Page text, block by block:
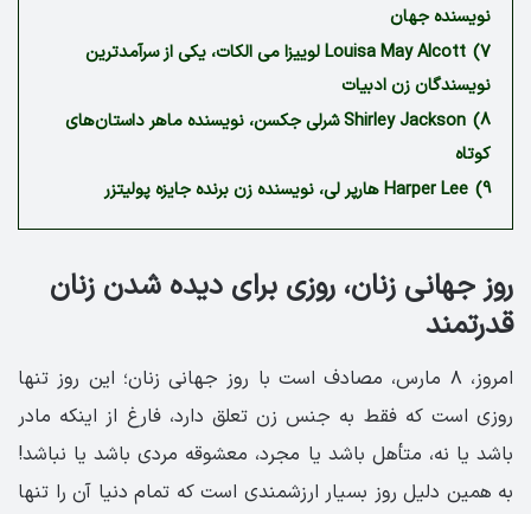
نویسنده جهان
7)
Louisa May Alcott لوییزا می الکات، یکی از سرآمدترین
نویسندگان زن ادبیات
8)
Shirley Jackson شرلی جکسن، نویسنده ماهر داستان‌های
کوتاه
9) Harper Lee هارپر لی، نویسنده زن برنده جایزه پولیتزر
روز جهانی زنان، روزی برای دیده شدن زنان
قدرتمند
امروز، ۸ مارس، مصادف است با روز جهانی زنان؛ این روز تنها
روزی است که فقط به جنس زن تعلق دارد، فارغ از اینکه مادر
باشد یا نه، متأهل باشد یا مجرد، معشوقه مردی باشد یا نباشد!
به همین دلیل روز بسیار ارزشمندی است که تمام دنیا آن را تنها